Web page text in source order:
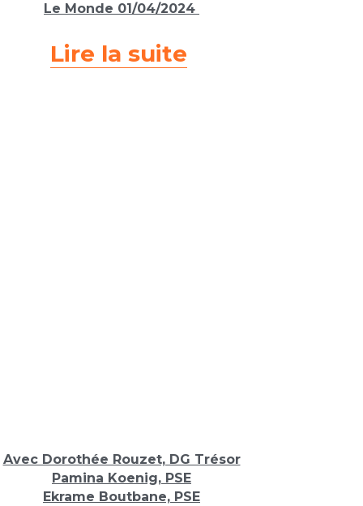
Le Monde 01/04/2024
Lire la suite
Avec Dorothée Rouzet, DG Trésor
Pamina Koenig, PSE
Ekrame Boutbane, PSE